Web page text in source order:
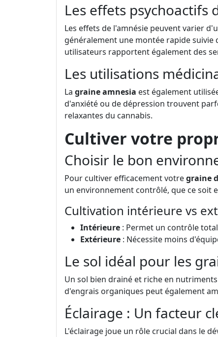
Les effets psychoactifs
Les effets de l'amnésie peuvent varier
généralement une montée rapide
utilisateurs rapportent également des
Les utilisations
La graine amnesia est également
d'anxiété ou de dépression trouvent
relaxantes du cannabis.
Cultiver votre
Choisir le bon
Pour cultiver efficacement votregraine
un environnement contrôlé, que ce soit
Cultivation intérieure vs
Intérieure : Permet un contrôle
Extérieure : Nécessite moins
Le sol idéal pour les
Un sol bien drainé et riche en
d'engrais organiques peut également
Éclairage : Un facteur
L'éclairage joue un rôle crucial dans le